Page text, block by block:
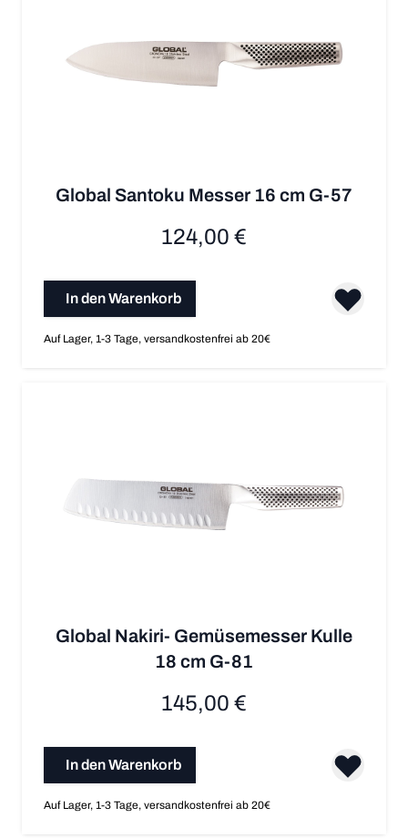
Global Santoku Messer 16 cm G-57
124,00 €
In den Warenkorb
Auf Lager, 1-3 Tage, versandkostenfrei ab 20€
Global Nakiri- Gemüsemesser Kulle
18 cm G-81
145,00 €
In den Warenkorb
Auf Lager, 1-3 Tage, versandkostenfrei ab 20€